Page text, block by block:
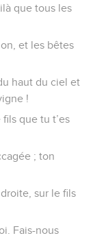
que tous les
et les bêtes
haut du ciel et
!
que tu t’es
; ton
sur le fils
Fais-nous